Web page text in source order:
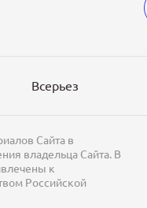
Всерьез
Сайта в
владельца Сайта. В
к
Российской